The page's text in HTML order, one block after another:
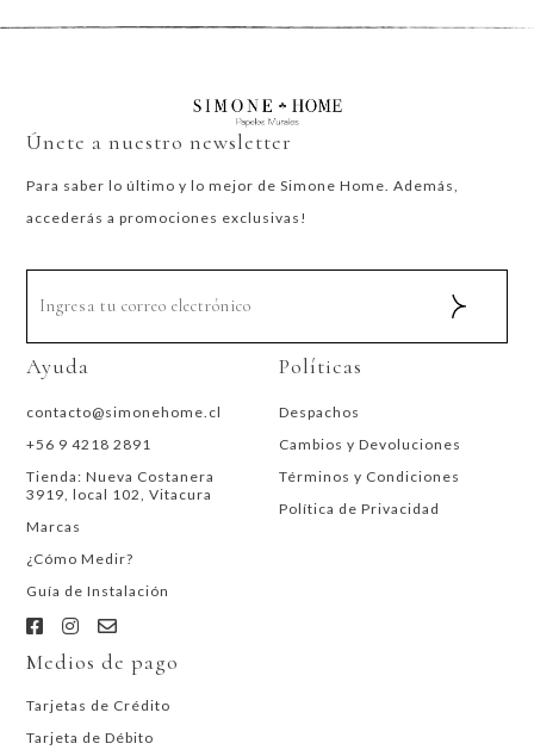
Únete a nuestro newsletter
Para saber lo último y lo mejor de Simone Home. Además,
accederás a promociones exclusivas!
Ayuda
contacto@simonehome.cl
+56 9 4218 2891
Tienda: Nueva Costanera
3919, local 102, Vitacura
Marcas
¿Cómo Medir?
Guía de Instalación
Políticas
Despachos
Cambios y Devoluciones
Términos y Condiciones
Política de Privacidad
Medios de pago
Tarjetas de Crédito
Tarjeta de Débito